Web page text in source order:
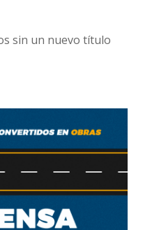
sin un nuevo título